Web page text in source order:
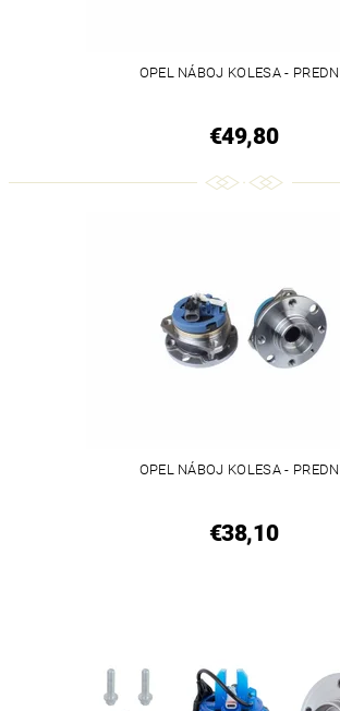
OPEL NÁBOJ KOLESA -
€49,80
OPEL NÁBOJ KOLESA -
€38,10